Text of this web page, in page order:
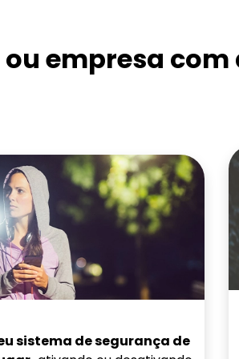
empresa com
sistema de segurança de